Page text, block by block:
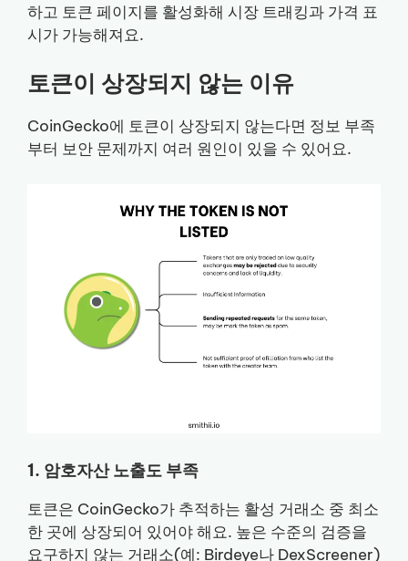
하고 토큰 페이지를 활성화해 시장 트래킹과 가격 표
시가 가능해져요.
토큰이 상장되지 않는 이유
CoinGecko에 토큰이 상장되지 않는다면 정보 부족
부터 보안 문제까지 여러 원인이 있을 수 있어요.
1. 암호자산 노출도 부족
토큰은 CoinGecko가 추적하는 활성 거래소 중 최소
한 곳에 상장되어 있어야 해요. 높은 수준의 검증을
요구하지 않는 거래소(예: Birdeye나 DexScreener)